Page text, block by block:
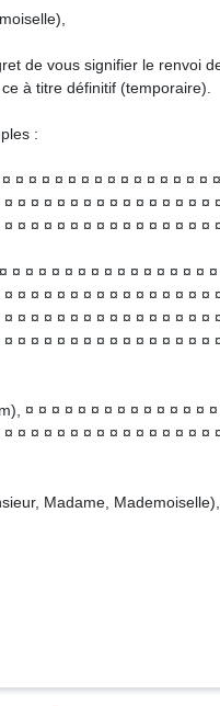
de vous signifier le renvoi
à titre définitif (temporaire).
:
¤ ¤ ¤ ¤ ¤ ¤ ¤ ¤ ¤ ¤ ¤ ¤ ¤ ¤ ¤
¤ ¤ ¤ ¤ ¤ ¤ ¤ ¤ ¤ ¤ ¤ ¤ ¤ ¤
¤ ¤ ¤ ¤ ¤ ¤ ¤ ¤ ¤ ¤ ¤ ¤ ¤ ¤ ¤
¤ ¤ ¤ ¤ ¤ ¤ ¤ ¤ ¤ ¤ ¤ ¤ ¤ ¤ ¤
¤ ¤ ¤ ¤ ¤ ¤ ¤ ¤ ¤ ¤ ¤ ¤ ¤ ¤
¤ ¤ ¤ ¤ ¤ ¤ ¤ ¤ ¤ ¤ ¤ ¤ ¤ ¤
¤ ¤ ¤ ¤ ¤ ¤ ¤ ¤ ¤ ¤ ¤ ¤ ¤ ¤
¤ ¤ ¤ ¤ ¤ ¤ ¤ ¤ ¤ ¤ ¤ ¤ ¤ ¤
¤ ¤ ¤ ¤ ¤ ¤ ¤ ¤ ¤ ¤ ¤ ¤ ¤ ¤
Madame,
/